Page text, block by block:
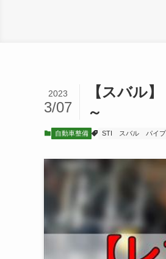
【スバル
～
2023
3/07
自動車整備 STI スバル パイプ